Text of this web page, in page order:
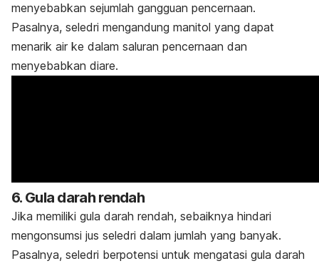
menyebabkan sejumlah gangguan pencernaan.
Pasalnya, seledri mengandung manitol yang dapat
menarik air ke dalam saluran pencernaan dan
menyebabkan diare.
6. Gula darah rendah
Jika memiliki gula darah rendah, sebaiknya hindari
mengonsumsi jus seledri dalam jumlah yang banyak.
Pasalnya, seledri berpotensi untuk mengatasi gula darah